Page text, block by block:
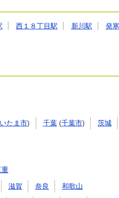
西１８丁目駅 新川駅
発
たま市) 千葉(千葉市)
茨城
重
滋賀 奈良 和歌山